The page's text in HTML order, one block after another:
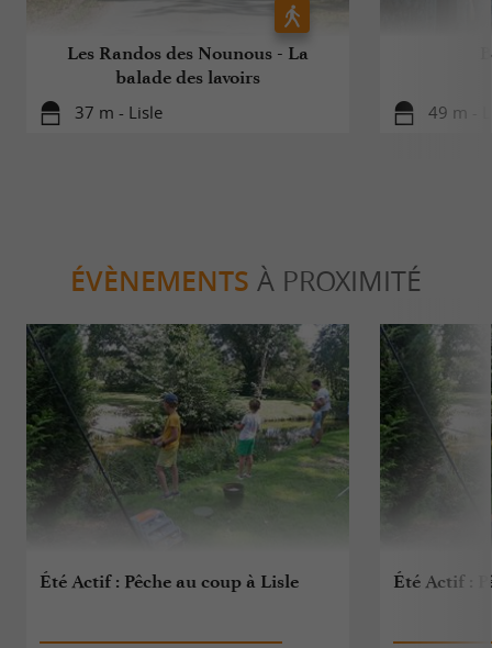
Les Randos des Nounous - La
balade des lavoirs
37 m - Lisle 49 m -
ÉVÈNEMENTS À PROXIMITÉ
Été Actif : Pêche au coup à Lisle Été Actif :